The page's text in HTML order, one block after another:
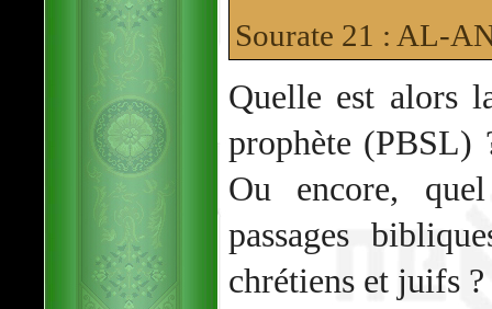
Sourate 21 : AL-
Quelle est alors
prophète (PBSL)
Ou encore,
passages
chrétiens et juifs ?